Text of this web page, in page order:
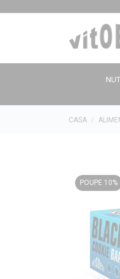
CASA
POUPE 10%